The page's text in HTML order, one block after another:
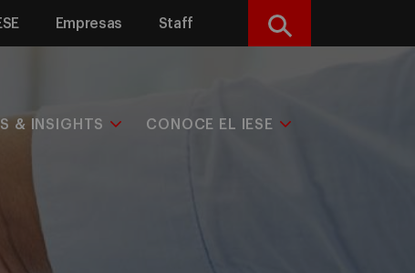
Empresas Staff Buscar
& INSIGHTS CONOCE EL IESE